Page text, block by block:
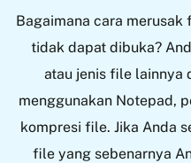
Bagaimana cara merusak
tidak dapat dibuka?
atau jenis file lainnya
menggunakan Notepad,
kompresi file. Jika Anda
file yang sebenarnya